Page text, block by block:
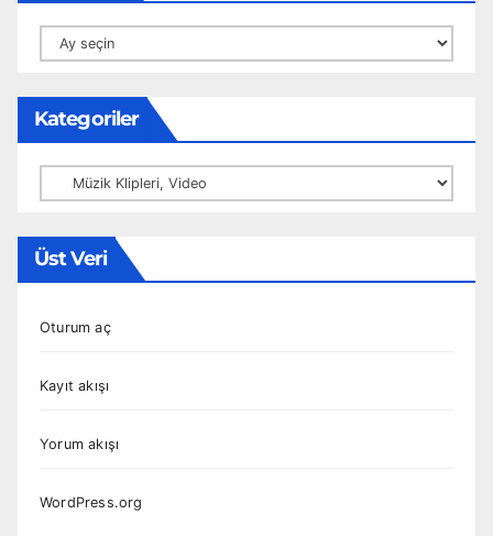
Arşivler
Kategoriler
Kategoriler
Üst Veri
Oturum aç
Kayıt akışı
Yorum akışı
WordPress.org